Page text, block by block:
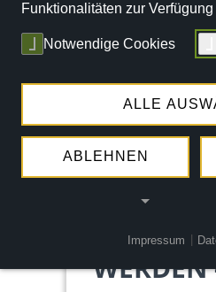
/
DI.
DIE
JEDER
Funktionalitäten zur
Notwendige Cookies
ALLE
ABLEHNEN
Notwendige Cookies
Impressum